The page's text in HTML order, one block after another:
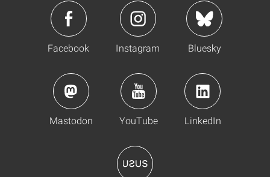
Facebook Instagram Bluesky
Mastodon YouTube LinkedIn